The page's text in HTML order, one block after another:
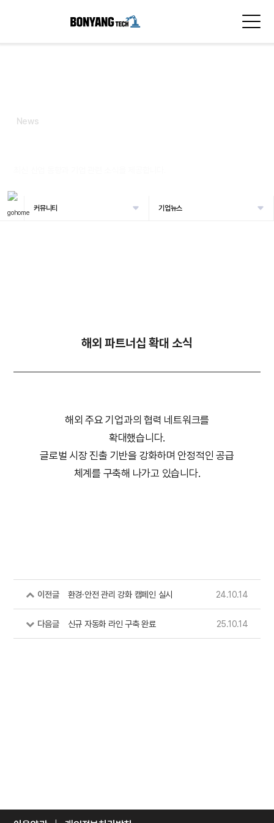
News
커뮤니티 기업뉴스
해외 파트너십 확대 소식
해외 주요 기업과의 협력 네트워크를
확대했습니다.
글로벌 시장 진출 기반을 강화하며 안정적인 공급
체계를 구축해 나가고 있습니다.
이전글 환경·안전 관리 강화 캠페인 실시 24.10.14
다음글 신규 자동화 라인 구축 완료 25.10.14